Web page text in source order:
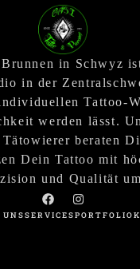
in Schwyz
in der
Tattoo-
werden lässt.
beraten
Dein Tattoo mit
und Qualität
UNSSERVICESPORTFOLIO